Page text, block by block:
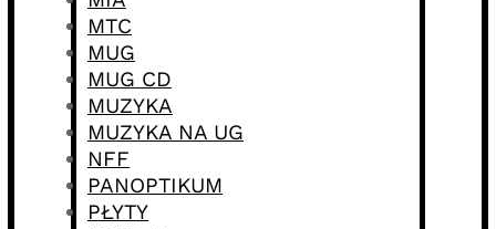
MTC
MUG
MUG CD
MUZYKA
MUZYKA NA UG
NFF
PANOPTIKUM
PŁYTY